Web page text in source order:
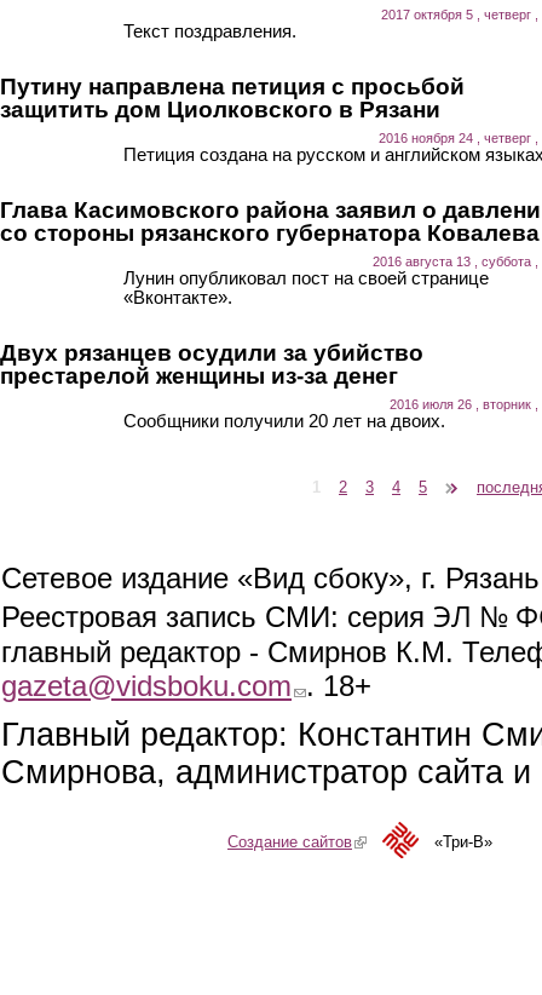
2017 октября 5 , четверг
Текст поздравления.
Путину направлена петиция с просьбой
защитить дом Циолковского в Рязани
2016 ноября 24 , четверг ,
Петиция создана на русском и английском
Глава Касимовского района заявил о
со стороны рязанского губернатора Ковалева
2016 августа 13 , суббота ,
Лунин опубликовал пост на своей странице
«Вконтакте».
Двух рязанцев осудили за убийство
престарелой женщины из-за денег
2016 июля 26 , вторник ,
Сообщники получили 20 лет на двоих.
1 2 3 4 5
Сетевое издание «Вид сбоку», г.
Реестровая запись СМИ: серия ЭЛ №
главный редактор - Смирнов К.М.
gazeta@vidsboku.com (link sends e-mail)
. 18+
Главный редактор: Константин
Смирнова, администратор сайта
Создание сайтов(link is external)«Три-В»